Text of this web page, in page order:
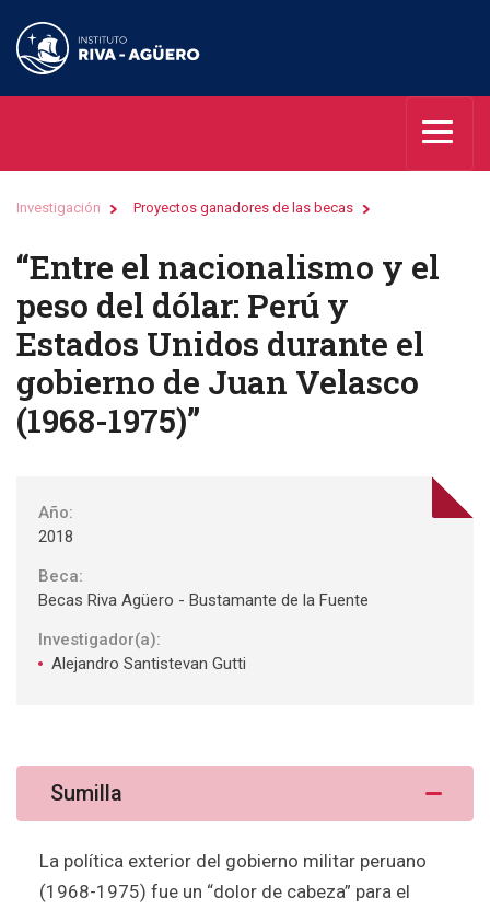
Investigación Proyectos ganadores de las becas
“Entre el nacionalismo y el
peso del dólar: Perú y
Estados Unidos durante el
gobierno de Juan Velasco
(1968-1975)”
Año:
2018
Beca:
Becas Riva Agüero - Bustamante de la Fuente
Investigador(a):
Alejandro Santistevan Gutti
Sumilla
La política exterior del gobierno militar peruano
(1968-1975) fue un “dolor de cabeza” para el